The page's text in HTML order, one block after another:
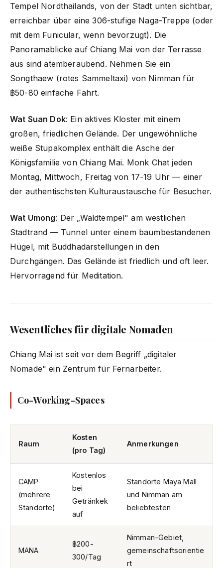
Tempel Nordthailands, von der Stadt unten sichtbar,
erreichbar über eine 306-stufige Naga-Treppe (oder
mit dem Funicular, wenn bevorzugt). Die
Panoramablicke auf Chiang Mai von der Terrasse
aus sind atemberaubend. Nehmen Sie ein
Songthaew (rotes Sammeltaxi) von Nimman für
฿50-80 einfache Fahrt.
Wat Suan Dok: Ein aktives Kloster mit einem
großen, friedlichen Gelände. Der ungewöhnliche
weiße Stupakomplex enthält die Asche der
Königsfamilie von Chiang Mai. Monk Chat jeden
Montag, Mittwoch, Freitag von 17-19 Uhr — einer
der authentischsten Kulturaustausche für Besucher.
Wat Umong: Der „Waldtempel" am westlichen
Stadtrand — Tunnel unter einem baumbestandenen
Hügel, mit Buddhadarstellungen in den
Durchgängen. Das Gelände ist friedlich und oft leer.
Hervorragend für Meditation.
Wesentliches für digitale Nomaden
Chiang Mai ist seit vor dem Begriff „digitaler
Nomade" ein Zentrum für Fernarbeiter.
Co-Working-Spaces
Raum
Kosten
(pro Tag)
Anmerkungen
CAMP
(mehrere
Standorte)
Kostenlos
bei
Getränkek
auf
Standorte Maya Mall
und Nimman am
beliebtesten
MANA
฿200-
300/Tag
Nimman-Gebiet,
gemeinschaftsorientie
rt